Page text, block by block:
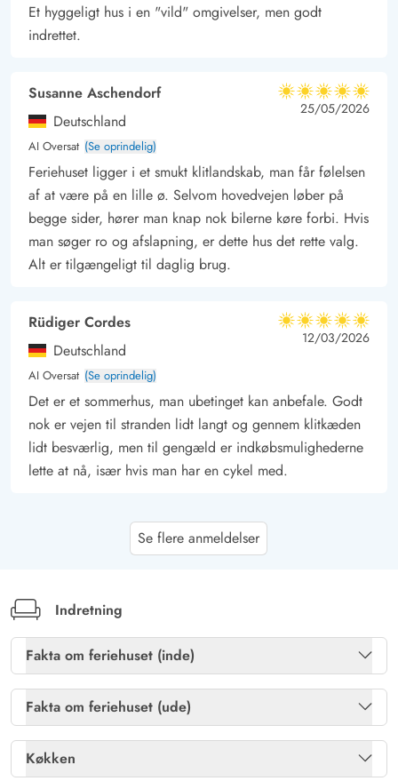
Et hyggeligt hus i en "vild" omgivelser, men godt
indrettet.
Susanne Aschendorf
Deutschland
AI Oversat (Se oprindelig)
5 ud af 5
5 ud af 5
5 out of 5
25/05/2026
Feriehuset ligger i et smukt klitlandskab, man får følelsen
af at være på en lille ø. Selvom hovedvejen løber på
begge sider, hører man knap nok bilerne køre forbi. Hvis
man søger ro og afslapning, er dette hus det rette valg.
Alt er tilgængeligt til daglig brug.
Rüdiger Cordes
Deutschland
AI Oversat (Se oprindelig)
5 ud af 5
5 ud af 5
5 out of 5
12/03/2026
Det er et sommerhus, man ubetinget kan anbefale. Godt
nok er vejen til stranden lidt langt og gennem klitkæden
lidt besværlig, men til gengæld er indkøbsmulighederne
lette at nå, især hvis man har en cykel med.
Inventar meget forældet, men huset er pænt rent og
Gast
Deutschland
AI Oversat (Se oprindelig)
4.5 ud af 5
17/10/2025
Feriehus godt, beliggenhed bynær, roligt trods vejene
Se flere anmeldelser
Indretning
Fakta om feriehuset (inde)
Brændeovn
Ja
Sauna Ja
Fakta om feriehuset (ude)
Havemøbler
Ja
Køkken